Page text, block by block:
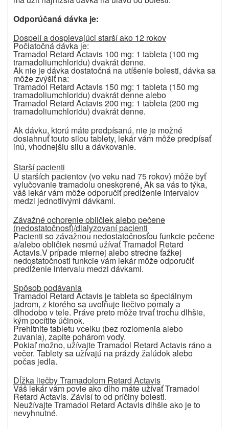
Odporúčaná dávka je:
Dospelí a dospievajúci starší ako 12 rokov
Počiatočná dávka je:
Tramadol Retard Actavis 100 mg: 1 tableta (100 mg
tramadoliumchloridu) dvakrát denne.
Ak nie je dávka dostatočná na utíšenie bolesti, dávka sa
môže zvýšiť na:
Tramadol Retard Actavis 150 mg: 1 tableta (150 mg
tramadoliumchloridu) dvakrát denne alebo
Tramadol Retard Actavis 200 mg: 1 tableta (200 mg
tramadoliumchloridu) dvakrát denne.
Ak dávku, ktorú máte predpísanú, nie je možné
dosiahnuť touto silou tablety, lekár vám môže predpísať
inú, vhodnejšiu silu a dávkovanie.
Starší pacienti
U starších pacientov (vo veku nad 75 rokov) môže byť
vylučovanie tramadolu oneskorené. Ak sa vás to týka,
váš lekár vám môže odporučiť predĺženie intervalov
medzi jednotlivými dávkami.
Závažné ochorenie obličiek alebo pečene
(nedostatočnosť)/dialyzovaní pacienti
Pacienti so závažnou nedostatočnosťou funkcie pečene
a/alebo obličiek nesmú užívať Tramadol Retard
Actavis.V prípade miernej alebo stredne ťažkej
nedostatočnosti funkcie vám lekár môže odporučiť
predĺženie intervalu medzi dávkami.
Spôsob podávania
Tramadol Retard Actavis je tableta so špeciálnym
jadrom, z ktorého sa uvoľňuje liečivo pomaly a
dlhodobo v tele. Práve preto môže trvať trochu dlhšie,
kým pocítite účinok.
Prehltnite tabletu vcelku (bez rozlomenia alebo
žuvania), zapite pohárom vody.
Pokiaľ možno, užívajte Tramadol Retard Actavis ráno a
večer. Tablety sa užívajú na prázdy žalúdok alebo
počas jedla.
Dĺžka liečby Tramadolom Retard Actavis
Váš lekár vám povie ako dlho máte užívať Tramadol
Retard Actavis. Závisí to od príčiny bolesti.
Neužívajte Tramadol Retard Actavis dlhšie ako je to
nevyhnutné.